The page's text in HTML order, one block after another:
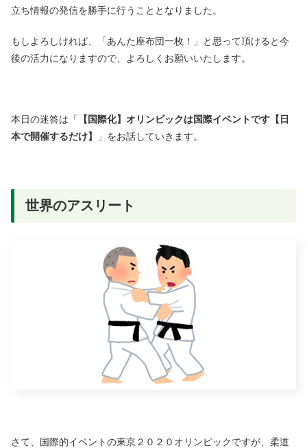
立ち情報の発信を勝手に行うこととなりました。
もしよろしければ、「あんた座布団一枚！」と思って頂けると今
後の活力になりますので、よろしくお願いいたします。
本日の迷答は「
【国際化】オリンピックは国際イベントです【日
本で開催するだけ】
」をお話していきます。
世界のアスリート
さて、国際的イベントの東京２０２０オリンピックですが、柔道